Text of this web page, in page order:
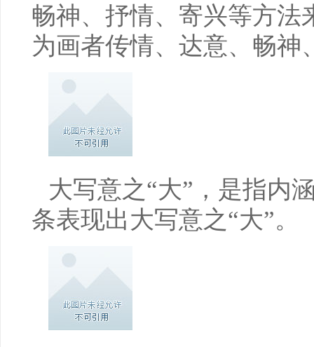
畅神、抒情、寄兴等方法
为画者传情、达意、畅神
大写意之“大”，是指内
条表现出大写意之“大”。